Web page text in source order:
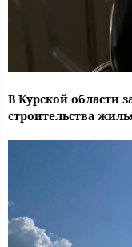
В Курской области
строительства